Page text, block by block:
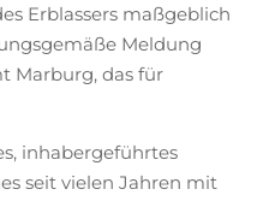
Erblassers maßgeblich
Meldung
Marburg, das für
inhabergeführtes
seit vielen Jahren mit